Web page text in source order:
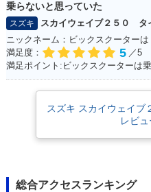
乗らないと思っていた
スズキ
スカイウェイブ２５０ タ
ニックネーム：ビックスクーターは
満足度：
5 ／5
スズキ スカイウェイ
レビ
総合アクセスランキング